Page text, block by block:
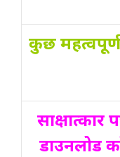
कुछ
साक्षात्कार
डाउनलोड